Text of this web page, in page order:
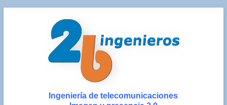
Ingeniería de telecomunicaciones